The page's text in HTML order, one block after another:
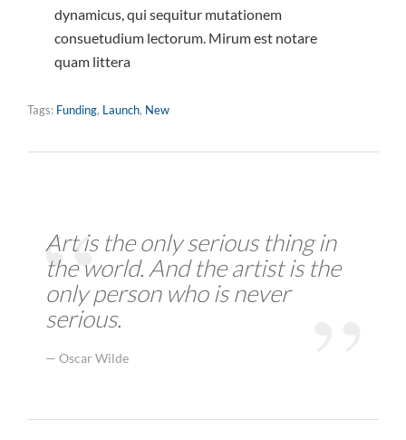
dynamicus, qui sequitur mutationem
consuetudium lectorum. Mirum est notare
quam littera
Tags: Funding, Launch, New
Art is the only serious thing in
the world. And the artist is the
only person who is never
serious.
Oscar Wilde